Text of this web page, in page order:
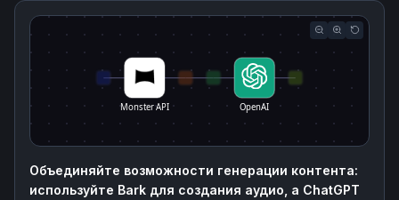
Monster API OpenAI
Объединяйте возможности генерации контента:
используйте Bark для создания аудио, а ChatGPT